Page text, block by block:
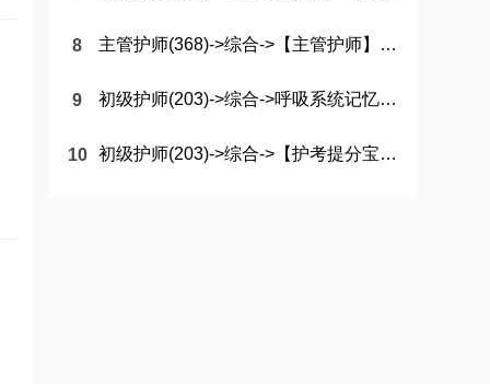
主管护师(368)->综合->【主管护师】速记口诀
初级护师(203)->综合->呼吸系统记忆口诀及知识点
初级护师(203)->综合->【护考提分宝典】26个疾病发病部位汇总